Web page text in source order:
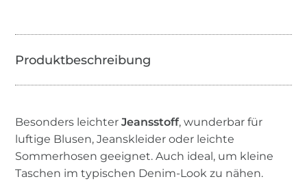
Besonders leichterJeansstoff, wunderbar für
luftige Blusen, Jeanskleider oder leichte
Sommerhosen geeignet. Auch ideal, um kleine
Taschen im typischen Denim-Look zu nähen.